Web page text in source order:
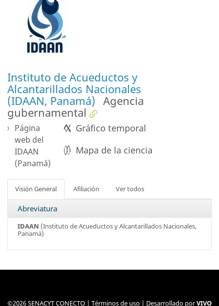
Instituto de Acueductos y
Alcantarillados Nacionales
(IDAAN, Panamá) Agencia
gubernamental
Gráfico temporal
Mapa de la ciencia
Página
web del
IDAAN
(Panamá)
Visión General Afiliación Ver todos
Abreviatura
IDAAN (Instituto de Acueductos y Alcantarillados Nacionales,
Panamá)
©2026 SENACYT CONECTO | Términos de uso | Desarrollado porVIVO